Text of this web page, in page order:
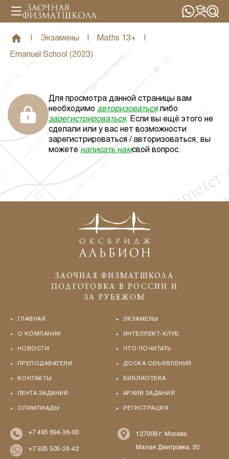
Экзамены Maths 13+
Emanuel School (2023)
Для просмотра данной страницы вам
необходимо авторизоваться либо
зарегистрироваться. Если вы ещё этого не
сделали или у вас нет возможности
зарегистрироваться / авторизоваться, вы
можете написать намсвой вопрос.
ЗАОЧНАЯ ФИЗМАТШКОЛА
ПОДГОТОВКА В РОССИИ И
ЗА РУБЕЖОМ
ГЛАВНАЯ
О КОМПАНИИ
НОВОСТИ
ПРЕПОДАВАТЕЛИ
КОНТАКТЫ
ЛЕНТА ЗАДАНИЙ
ОЛИМПИАДЫ
ЭКЗАМЕНЫ
ИНТЕЛЛЕКТ-КЛУБ
ЧТО ПОЧИТАТЬ
ДОСКА ОБЪЯВЛЕНИЙ
БИБЛИОТЕКА
АРХИВ ЗАДАНИЙ
РЕГИСТРАЦИЯ
+7 495 694-36-00
+7 925 505-24-42
127006 г. Москва,
Малая Дмитровка, 20